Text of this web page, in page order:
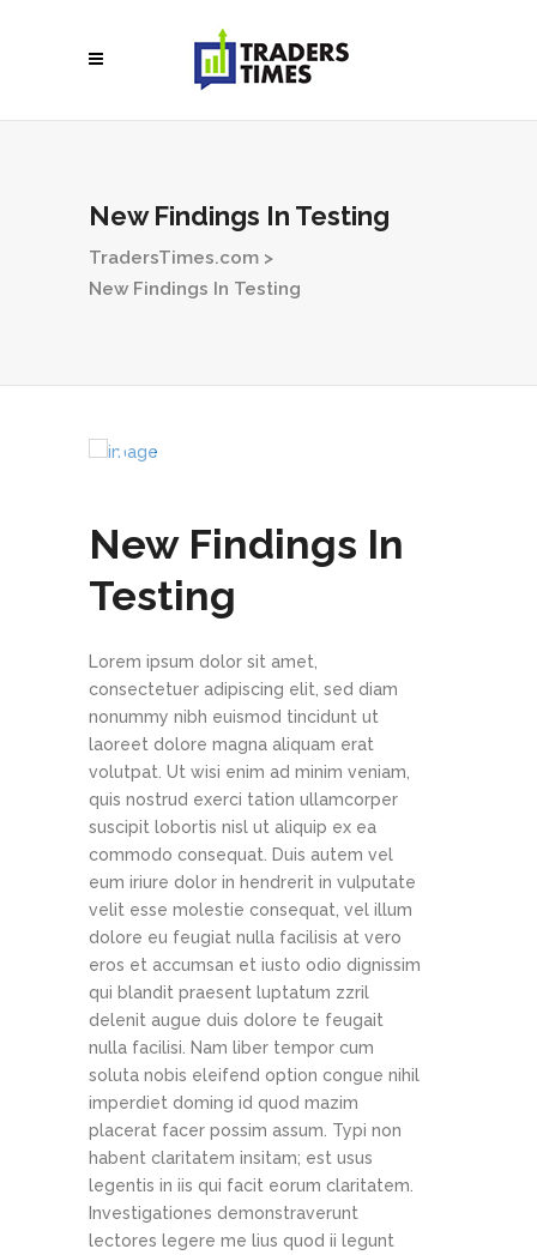
New Findings In Testing
TradersTimes.com >
New Findings In Testing
New Findings In
Testing
Lorem ipsum dolor sit amet,
consectetuer adipiscing elit, sed diam
nonummy nibh euismod tincidunt ut
laoreet dolore magna aliquam erat
volutpat. Ut wisi enim ad minim veniam,
quis nostrud exerci tation ullamcorper
suscipit lobortis nisl ut aliquip ex ea
commodo consequat. Duis autem vel
eum iriure dolor in hendrerit in vulputate
velit esse molestie consequat, vel illum
dolore eu feugiat nulla facilisis at vero
eros et accumsan et iusto odio dignissim
qui blandit praesent luptatum zzril
delenit augue duis dolore te feugait
nulla facilisi. Nam liber tempor cum
soluta nobis eleifend option congue nihil
imperdiet doming id quod mazim
placerat facer possim assum. Typi non
habent claritatem insitam; est usus
legentis in iis qui facit eorum claritatem.
Investigationes demonstraverunt
lectores legere me lius quod ii legunt